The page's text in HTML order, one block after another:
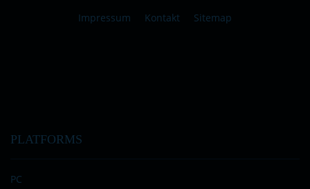
Impressum Kontakt Sitemap
PLATFORMS
PC